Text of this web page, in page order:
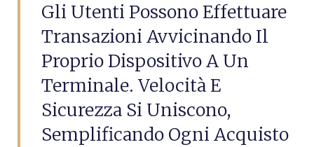
Gli Utenti Possono Effettuare
Transazioni Avvicinando Il
Proprio Dispositivo A Un
Terminale. Velocità E
Sicurezza Si Uniscono,
Semplificando Ogni Acquisto